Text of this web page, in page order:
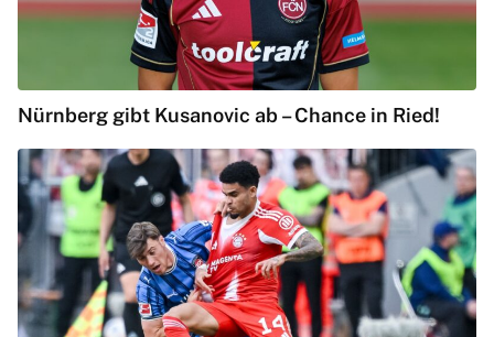
Nürnberg gibt Kusanovic ab – Chance in Ried!